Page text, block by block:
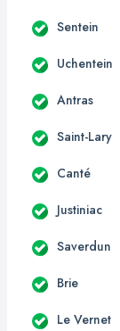
Sentein
Uchentein
Antras
Saint-Lary
Canté
Justiniac
Saverdun
Brie
Le Vernet